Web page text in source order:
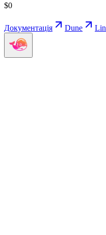
$0
Документація Dune